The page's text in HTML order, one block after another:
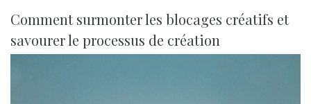
Comment surmonter les blocages créatifs et
savourer le processus de création